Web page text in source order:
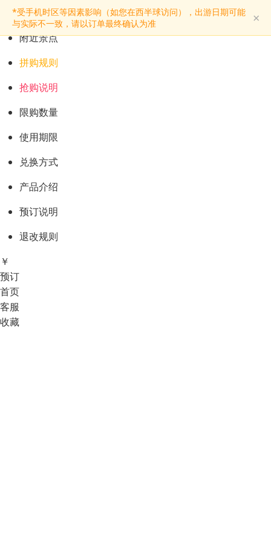
*受手机时区等因素影响（如您在西半球访问），出游日期可能
与实际不一致，请以订单最终确认为准
×
预订购票
景点介绍
附近景点
拼购规则
抢购说明
限购数量
使用期限
兑换方式
产品介绍
预订说明
退改规则
￥
预订
首页
客服
收藏